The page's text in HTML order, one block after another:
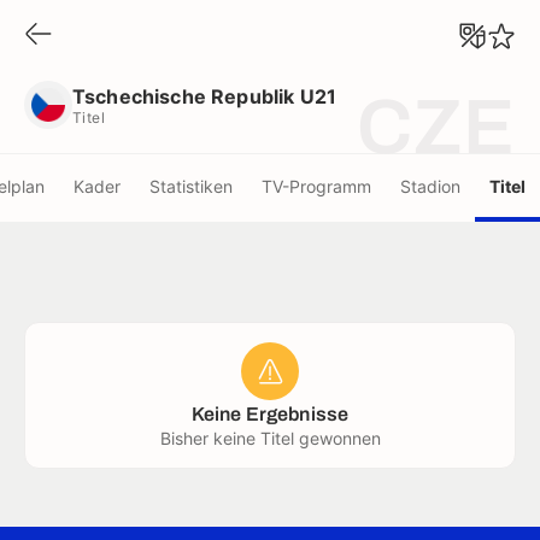
Tschechische Republik U21
Titel
Kader Statistiken TV-Programm Stadion Titel
Keine Ergebnisse
Bisher keine Titel gewonnen